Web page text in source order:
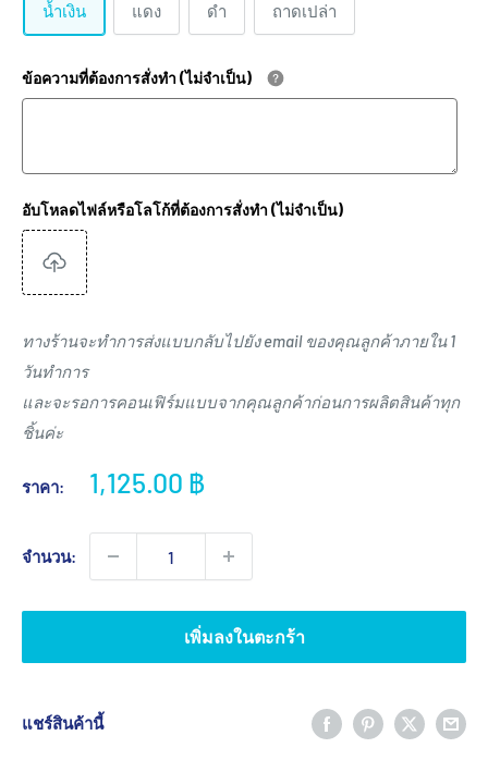
น้ำเงิน แดง ดำ ถาดเปล่า
ข้อความที่ต้องการสั่งทำ (ไม่จำเป็น)
อับโหลดไฟล์หรือโลโก้ที่ต้องการสั่งทำ (ไม่จำเป็น)
ทางร้านจะทำการส่งแบบกลับไปยัง email ของคุณลูกค้าภายใน 1
วันทำการ
และจะรอการคอนเฟิร์มแบบจากคุณลูกค้าก่อนการผลิตสินค้าทุก
ชิ้นค่ะ
ราคา:
ราคา
1,125.00 ฿
จำนวน:
เพิ่มลงในตะกร้า
แชร์สินค้านี้